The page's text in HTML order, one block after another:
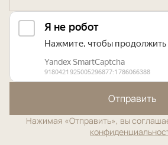
Отправить
Нажимая «Отправить», вы